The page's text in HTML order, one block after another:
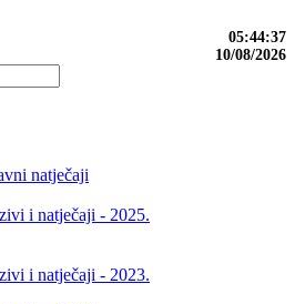
05:44:38
10/08/2026
natječaji
i natječaji - 2025.
i natječaji - 2023.